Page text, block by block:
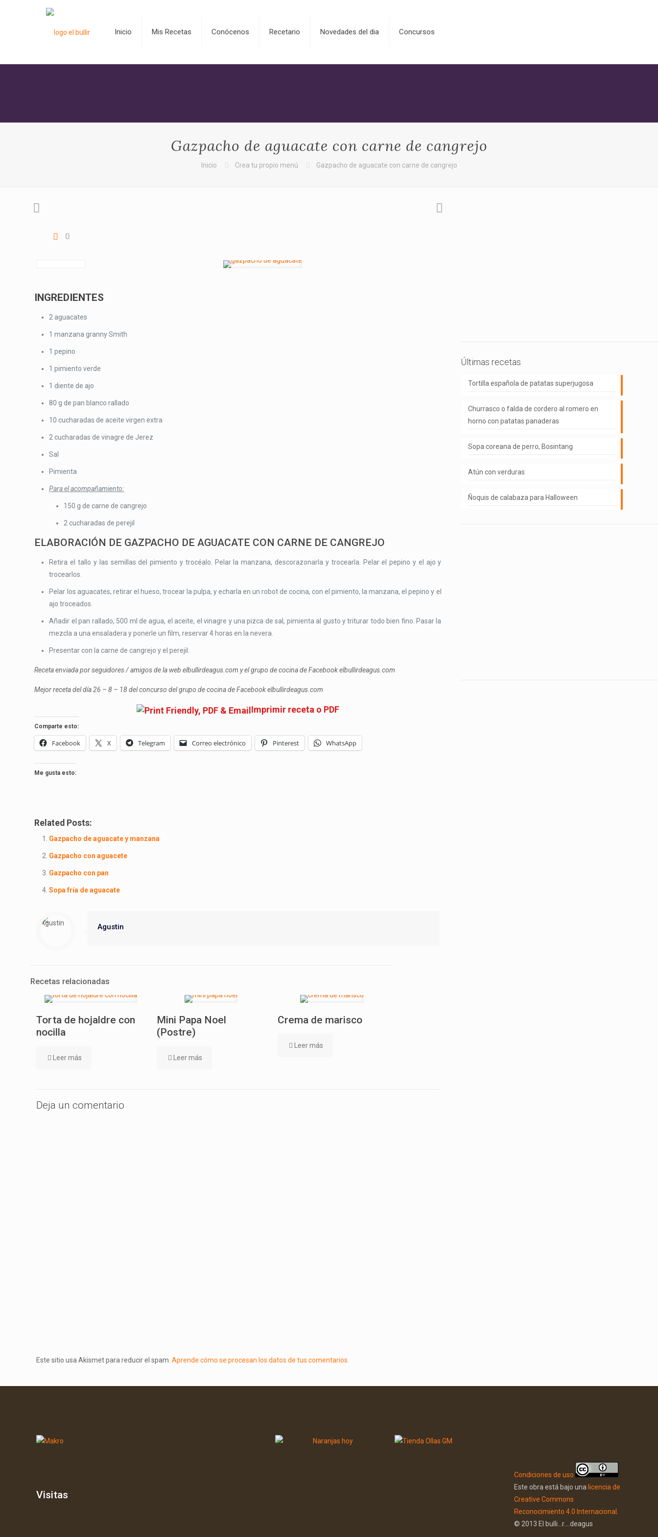
Inicio Mis Recetas Conócenos Recetario Novedades del dia Concursos
Gazpacho de aguacate con carne de cangrejo
Inicio Crea tu propio menú Gazpacho de aguacate con carne de cangrejo
0
INGREDIENTES
2 aguacates
1 manzana granny Smith
1 pepino
1 pimiento verde
1 diente de ajo
80 g de pan blanco rallado
10 cucharadas de aceite virgen extra
2 cucharadas de vinagre de Jerez
Sal
Pimienta
Para el acompañamiento:
150 g de carne de cangrejo
2 cucharadas de perejil
ELABORACIÓN DE GAZPACHO DE AGUACATE CON CARNE DE CANGREJO
Retira el tallo y las semillas del pimiento y trocéalo. Pelar la manzana, descorazonarla y trocearla. Pelar el pepino y el ajo y
trocearlos.
Pelar los aguacates, retirar el hueso, trocear la pulpa, y echarla en un robot de cocina, con el pimiento, la manzana, el pepino y el
ajo troceados.
Añadir el pan rallado, 500 ml de agua, el aceite, el vinagre y una pizca de sal, pimienta al gusto y triturar todo bien fino. Pasar la
mezcla a una ensaladera y ponerle un film, reservar 4 horas en la nevera.
Presentar con la carne de cangrejo y el perejil.
Receta enviada por seguidores / amigos de la web elbullirdeagus.com y el grupo de cocina de Facebook elbullirdeagus.com
Mejor receta del día 26 – 8 – 18 del concurso del grupo de cocina de Facebook elbullirdeagus.com
Imprimir receta o PDF
Comparte esto:
Facebook X Telegram Correo electrónico Pinterest WhatsApp
Me gusta esto:
Related Posts:
Gazpacho de aguacate y manzana
Gazpacho con aguacete
Gazpacho con pan
Sopa fría de aguacate
Agustin
Recetas relacionadas
Torta de hojaldre con
nocilla
Leer más
Mini Papa Noel
(Postre)
Leer más
Crema de marisco
Leer más
Deja un comentario
Este sitio usa Akismet para reducir el spam. Aprende cómo se procesan los datos de tus comentarios.
Últimas recetas
Tortilla española de patatas superjugosa
Churrasco o falda de cordero al romero en
horno con patatas panaderas
Sopa coreana de perro, Bosintang
Atún con verduras
Ñoquis de calabaza para Halloween
Visitas
Condiciones de uso
Este obra está bajo una licencia de
Creative Commons
Reconocimiento 4.0 Internacional
© 2013 El bulli...r....deagus